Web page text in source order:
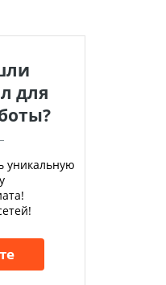
для
уникальную